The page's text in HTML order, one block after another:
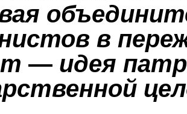
в
— идея